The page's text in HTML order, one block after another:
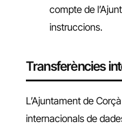
compte de
instruccions.
Transferències
L’Ajuntament de
internacionals de